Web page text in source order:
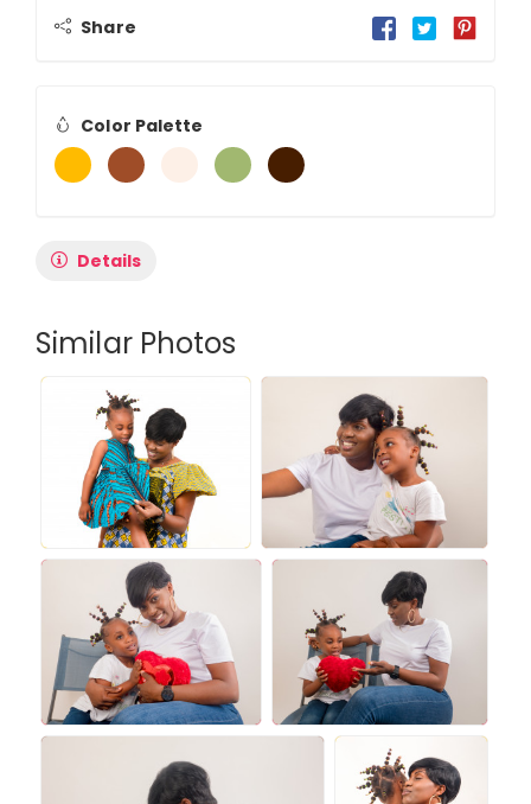
Share
Color Palette
Details
Similar Photos